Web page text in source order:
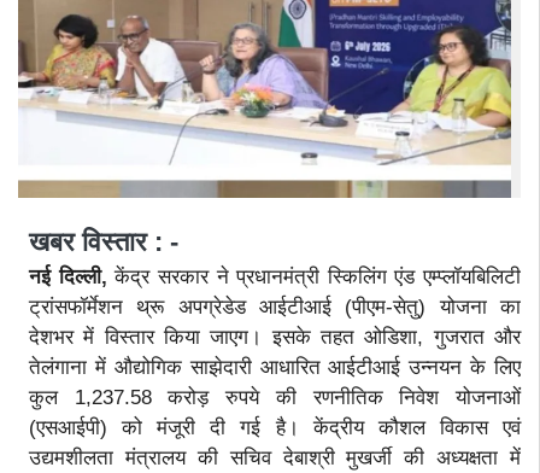
खबर विस्तार : -
नई दिल्ली, केंद्र सरकार ने प्रधानमंत्री स्किलिंग एंड एम्प्लॉयबिलिटी
ट्रांसफॉर्मेशन थ्रू अपग्रेडेड आईटीआई (पीएम-सेतु) योजना का
देशभर में विस्तार किया जाएग। इसके तहत ओडिशा, गुजरात और
तेलंगाना में औद्योगिक साझेदारी आधारित आईटीआई उन्नयन के लिए
कुल 1,237.58 करोड़ रुपये की रणनीतिक निवेश योजनाओं
(एसआईपी) को मंजूरी दी गई है। केंद्रीय कौशल विकास एवं
उद्यमशीलता मंत्रालय की सचिव देबाश्री मुखर्जी की अध्यक्षता में